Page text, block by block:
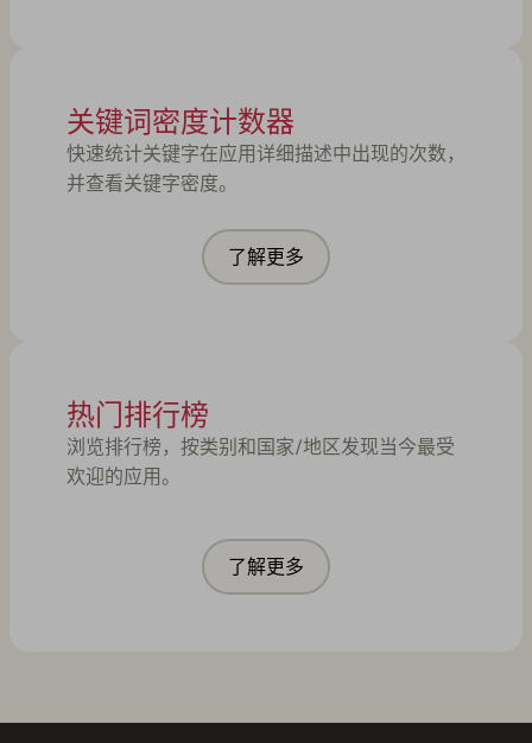
关键词密度计数器
快速统计关键字在应用详细描述中出现的次数，
并查看关键字密度。
了解更多
热门排行榜
浏览排行榜，按类别和国家/地区发现当今最受
欢迎的应用。
了解更多